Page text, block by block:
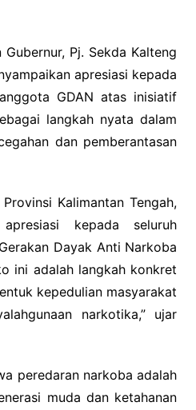
Pj. Sekda Kalteng
apresiasi kepada
GDAN atas inisiatif
langkah nyata dalam
dan pemberantasan
Kalimantan Tengah,
kepada seluruh
Dayak Anti Narkoba
ini adalah langkah konkret
kepedulian masyarakat
narkotika,” ujar
peredaran narkoba adalah
muda dan ketahanan